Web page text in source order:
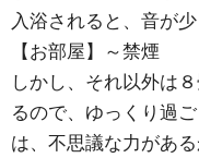
入浴されると、音が
【お部屋】～禁煙
しかし、それ以外は
るので、ゆっくり過
は、不思議な力がある